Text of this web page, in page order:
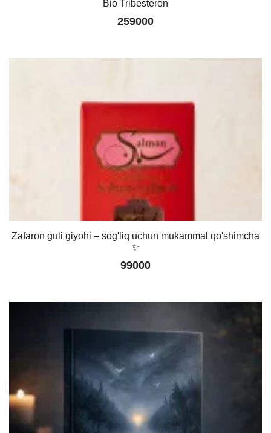
Bio Tribesteron
259000
Zafaron guli giyohi – sog'liq uchun mukammal qo'shimcha
✨
99000